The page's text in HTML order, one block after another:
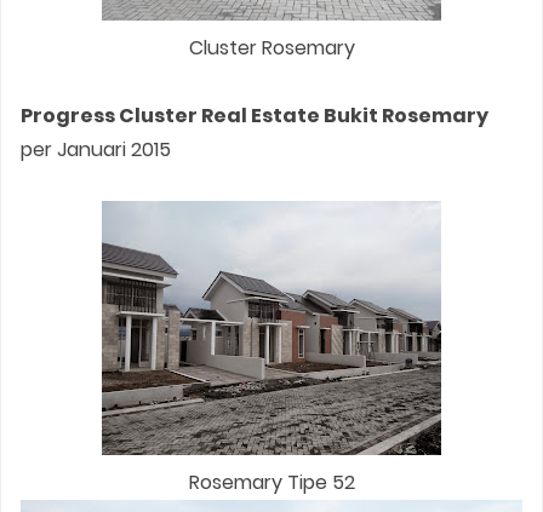
Cluster Rosemary
Progress Cluster Real Estate Bukit Rosemary
per Januari 2015
Rosemary Tipe 52